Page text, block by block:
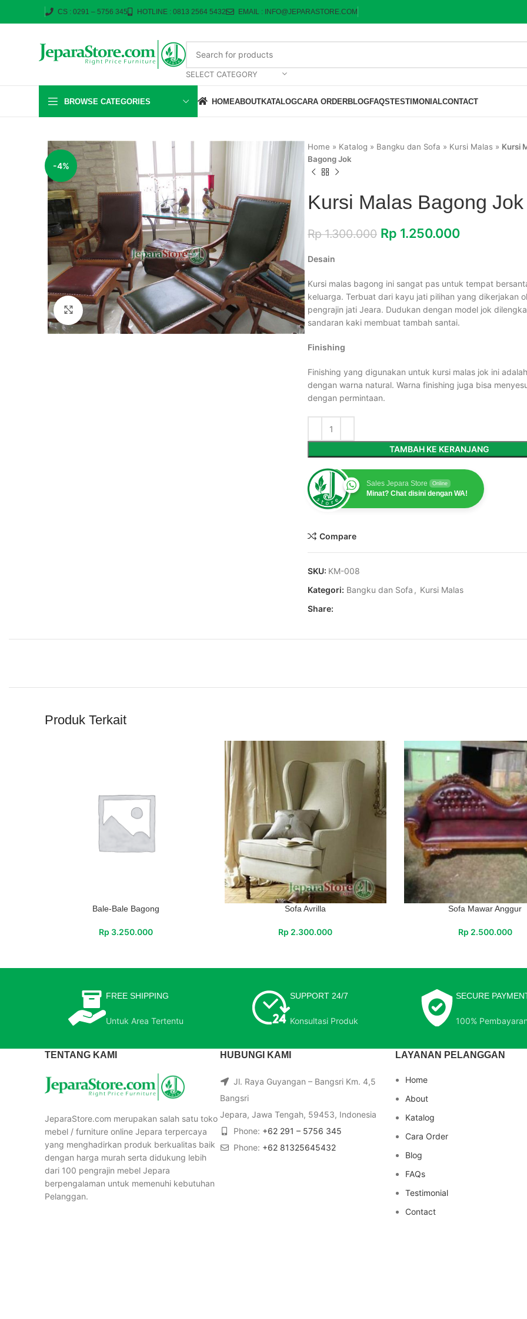
CS : 0291 – 5756 345 HOTLINE : 0813 2564 5432 EMAIL : INFO@JEPARASTORE.COM
SELECT CATEGORY
BROWSE CATEGORIES HOMEABOUTKATALOGCARA ORDERBLOGFAQSTESTIMONIALCONTACT
-4%
Click to enlarge
Home » Katalog » Bangku dan Sofa » Kursi Malas » Kursi
Bagong Jok
Kursi Malas Bagong Jok
Rp1.300.000 Rp 1.250.000
Desain
Kursi malas bagong ini sangat pas untuk tempat
keluarga. Terbuat dari kayu jati pilihan yang dikerjakan
pengrajin jati Jeara. Dudukan dengan model jok
sandaran kaki membuat tambah santai.
Finishing
Finishing yang digunakan untuk kursi malas jok ini
dengan warna natural. Warna finishing juga bisa
dengan permintaan.
TAMBAH KE KERANJANG
Sales Jepara Store Online
Minat? Chat disini dengan WA!
Compare
SKU: KM-008
Kategori: Bangku dan Sofa , Kursi Malas
Share:
Produk Terkait
Bale-Bale Bagong
Rp 3.250.000
Sofa Avrilla
Rp 2.300.000
Sofa Mawar Anggur
Rp 2.500.000
FREE SHIPPING
Untuk Area Tertentu
SUPPORT 24/7
Konsultasi Produk
SECURE
100%
TENTANG KAMI
JeparaStore.com merupakan salah satu toko
mebel / furniture online Jepara terpercaya
yang menghadirkan produk berkualitas baik
dengan harga murah serta didukung lebih
dari 100 pengrajin mebel Jepara
berpengalaman untuk memenuhi kebutuhan
Pelanggan.
HUBUNGI KAMI
Jl. Raya Guyangan – Bangsri Km. 4,5
Bangsri
Jepara, Jawa Tengah, 59453, Indonesia
Phone: +62 291 – 5756 345
Phone: +62 81325645432
LAYANAN PELANGGAN
Home
About
Katalog
Cara Order
Blog
FAQs
Testimonial
Contact